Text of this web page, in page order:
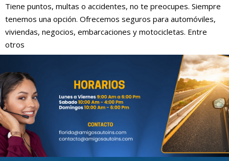
Tiene puntos, multas o accidentes, no te preocupes. Siempre
tenemos una opción. Ofrecemos seguros para automóviles,
viviendas, negocios, embarcaciones y motocicletas. Entre
otros